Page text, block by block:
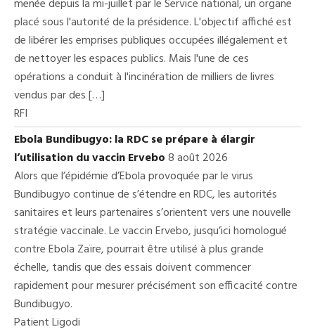
menée depuis la mi-juillet par le Service national, un organe
placé sous l'autorité de la présidence. L'objectif affiché est
de libérer les emprises publiques occupées illégalement et
de nettoyer les espaces publics. Mais l'une de ces
opérations a conduit à l'incinération de milliers de livres
vendus par des […]
RFI
Ebola Bundibugyo: la RDC se prépare à élargir
l’utilisation du vaccin Ervebo8 août 2026
Alors que l’épidémie d’Ebola provoquée par le virus
Bundibugyo continue de s’étendre en RDC, les autorités
sanitaires et leurs partenaires s’orientent vers une nouvelle
stratégie vaccinale. Le vaccin Ervebo, jusqu’ici homologué
contre Ebola Zaïre, pourrait être utilisé à plus grande
échelle, tandis que des essais doivent commencer
rapidement pour mesurer précisément son efficacité contre
Bundibugyo.
Patient Ligodi